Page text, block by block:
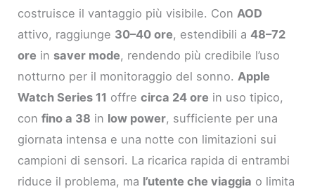
costruisce il vantaggio più visibile. Con AOD
attivo, raggiunge 30–40 ore, estendibili a48–72
ore in saver mode, rendendo più credibile l’uso
notturno per il monitoraggio del sonno. Apple
Watch Series 11 offrecirca 24 ore in uso tipico,
confino a 38 in low power, sufficiente per una
giornata intensa e una notte con limitazioni sui
campioni di sensori. La ricarica rapida di entrambi
riduce il problema, ma l’utente che viaggia o limita